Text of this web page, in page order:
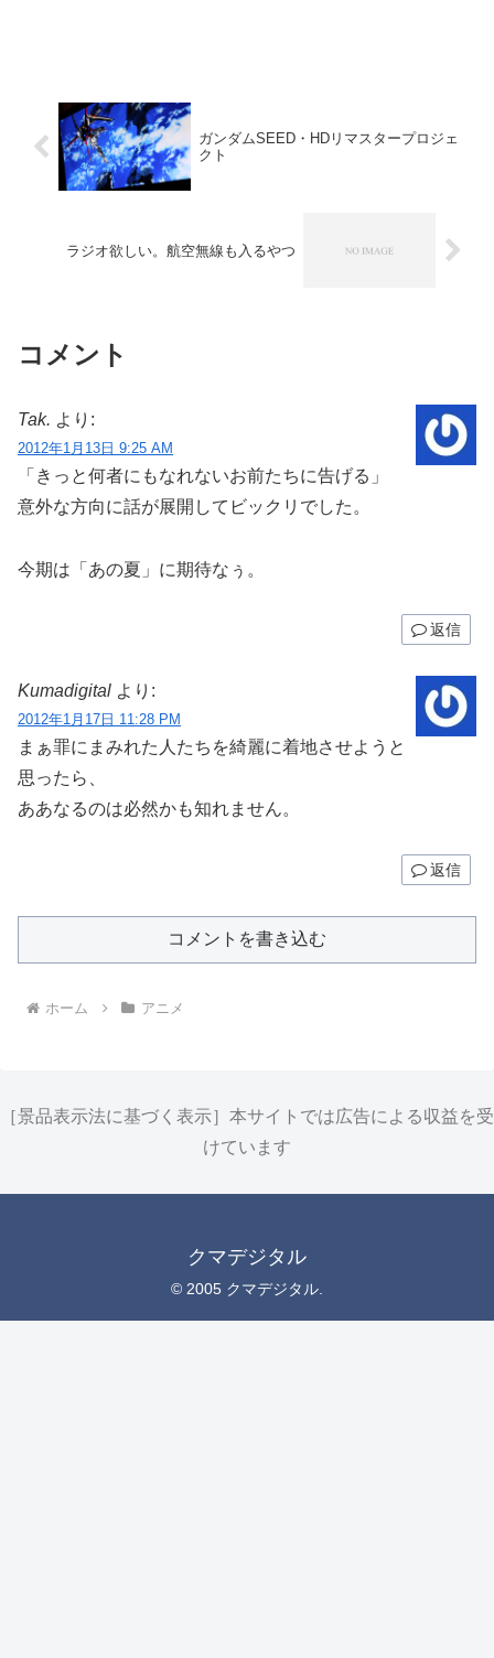
ガンダムSEED・HDリマスタープロジェ
クト
ラジオ欲しい。航空無線も入るやつ
コメント
Tak. より:
2012年1月13日 9:25 AM
「きっと何者にもなれないお前たちに告げる」
意外な方向に話が展開してビックリでした。
今期は「あの夏」に期待なぅ。
返信
Kumadigital より:
2012年1月17日 11:28 PM
まぁ罪にまみれた人たちを綺麗に着地させようと
思ったら、
ああなるのは必然かも知れません。
返信
コメントを書き込む
ホーム アニメ
［景品表示法に基づく表示］本サイトでは広告による収益を受
けています
クマデジタル
© 2005 クマデジタル.